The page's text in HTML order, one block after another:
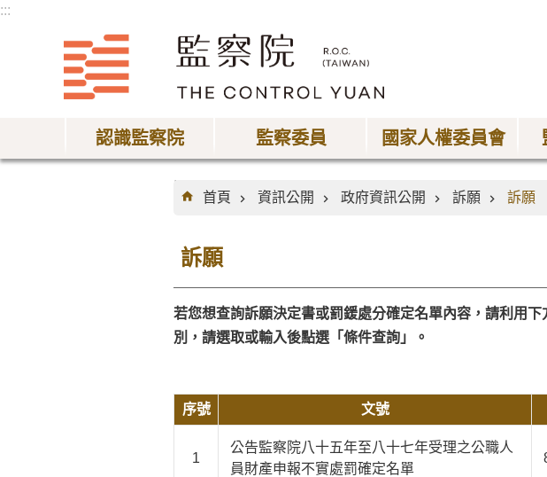
:::
認識監察院 監察委員 國家人權委員會
:::
首頁
資訊公開 政府資訊公開 訴願 訴願
訴願
若您想查詢訴願決定書或罰鍰處分確定名單內容，請利用
別，請選取或輸入後點選「條件查詢」。
序號 文號
1
公告監察院八十五年至八十七年受理之公職人
員財產申報不實處罰確定名單